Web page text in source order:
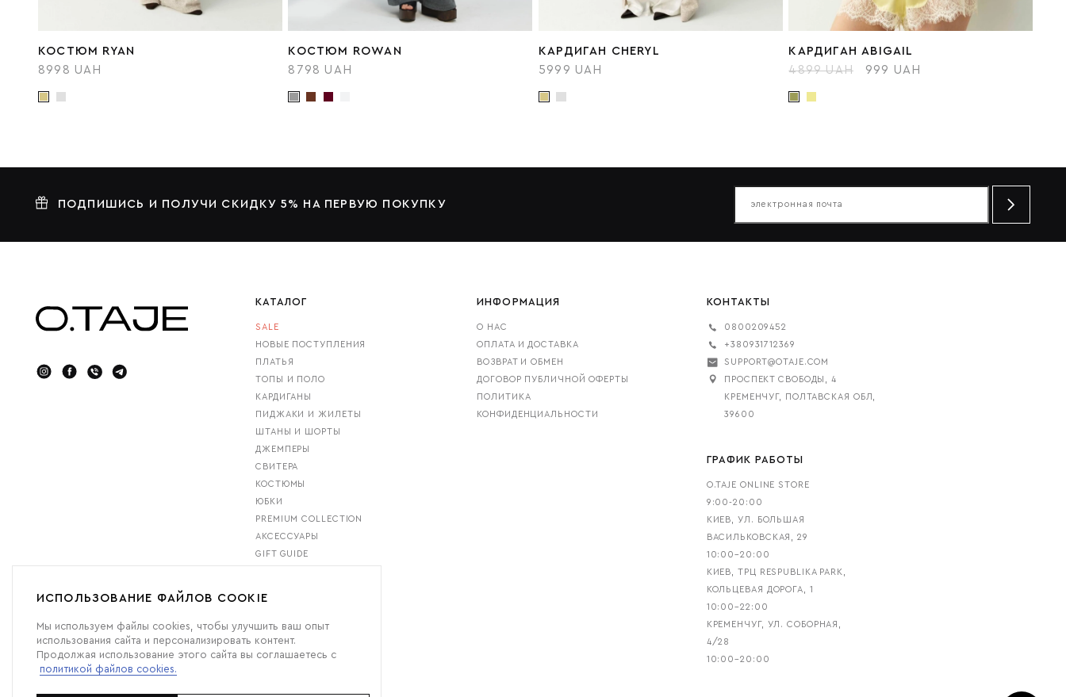
ИСПОЛЬЗОВАНИЕ ФАЙЛОВ COOKIE
Мы используем файлы cookies, чтобы улучшить ваш опыт
использования сайта и персонализировать контент.
Продолжая использование этого сайта вы соглашаетесь с
политикой файлов cookies.
КОСТЮМ RYAN
8998 UAH
КОСТЮМ ROWAN
8798 UAH
КАРДИГАН CHERYL
5999 UAH
КАРДИГАН ABIGAIL
4899 UAH
999 UAH
ПОДПИШИСЬ И ПОЛУЧИ СКИДКУ 5% НА ПЕРВУЮ ПОКУПКУ
КАТАЛОГ
SALE
НОВЫЕ ПОСТУПЛЕНИЯ
ПЛАТЬЯ
ТОПЫ И ПОЛО
КАРДИГАНЫ
ПИДЖАКИ И ЖИЛЕТЫ
ШТАНЫ И ШОРТЫ
ДЖЕМПЕРЫ
СВИТЕРА
КОСТЮМЫ
ЮБКИ
PREMIUM COLLECTION
АКСЕССУАРЫ
GIFT GUIDE
ИНФОРМАЦИЯ
О НАС
ОПЛАТА И ДОСТАВКА
ВОЗВРАТ И ОБМЕН
ДОГОВОР ПУБЛИЧНОЙ ОФЕРТЫ
ПОЛИТИКА
КОНФИДЕНЦИАЛЬНОСТИ
КОНТАКТЫ
0800209452
+380931712369
SUPPORT@OTAJE.COM
ПРОСПЕКТ СВОБОДЫ, 4
КРЕМЕНЧУГ, ПОЛТАВСКАЯ ОБЛ,
39600
ГРАФИК РАБОТЫ
O.TAJE ONLINE STORE
9:00-20:00
КИЕВ, УЛ. БОЛЬШАЯ
ВАСИЛЬКОВСКАЯ, 29
10:00–20:00
КИЕВ, ТРЦ RESPUBLIKA PARK,
КОЛЬЦЕВАЯ ДОРОГА, 1
10:00–22:00
КРЕМЕНЧУГ, УЛ. СОБОРНАЯ,
4/28
10:00–20:00